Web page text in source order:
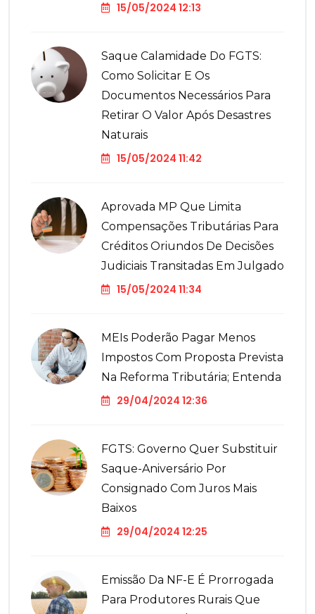
15/05/2024 12:13
Saque Calamidade Do FGTS:
Como Solicitar E Os
Documentos Necessários Para
Retirar O Valor Após Desastres
Naturais
15/05/2024 11:42
Aprovada MP Que Limita
Compensações Tributárias Para
Créditos Oriundos De Decisões
Judiciais Transitadas Em Julgado
15/05/2024 11:34
MEIs Poderão Pagar Menos
Impostos Com Proposta Prevista
Na Reforma Tributária; Entenda
29/04/2024 12:36
FGTS: Governo Quer Substituir
Saque-Aniversário Por
Consignado Com Juros Mais
Baixos
29/04/2024 12:25
Emissão Da NF-E É Prorrogada
Para Produtores Rurais Que